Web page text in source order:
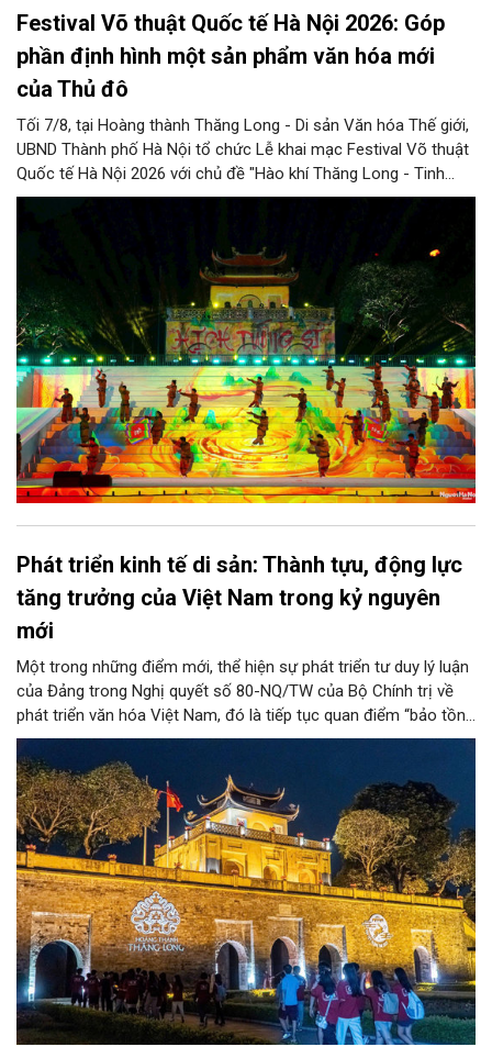
Festival Võ thuật Quốc tế Hà Nội 2026: Góp
phần định hình một sản phẩm văn hóa mới
của Thủ đô
Tối 7/8, tại Hoàng thành Thăng Long - Di sản Văn hóa Thế giới,
UBND Thành phố Hà Nội tổ chức Lễ khai mạc Festival Võ thuật
Quốc tế Hà Nội 2026 với chủ đề "Hào khí Thăng Long - Tinh
hoa võ Việt". Lần đầu tiên được tổ chức, Festival đánh dấu
hóa - thể thao mang tầm quốc tế, góp phần tôn vinh truyền
thống thượng võ dân tộc, quảng bá hình ảnh Hà Nội và thúc đẩy
giao lưu văn hóa, thể thao với bạn bè thế giới.
Phát triển kinh tế di sản: Thành tựu, động lực
tăng trưởng của Việt Nam trong kỷ nguyên
mới
Một trong những điểm mới, thể hiện sự phát triển tư duy lý luận
của Đảng trong Nghị quyết số 80-NQ/TW của Bộ Chính trị về
phát triển văn hóa Việt Nam, đó là tiếp tục quan điểm “bảo tồn
và phát huy giá trị di sản văn hóa gắn kết với phát triển kinh tế -
xã hội và du lịch”; đồng thời, nâng lên một tầm cao mới: “phát
triển kinh tế di sản”.